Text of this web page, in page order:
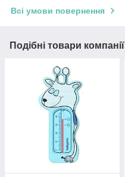
Всі умови повернення
Подібні товари компанії